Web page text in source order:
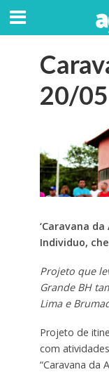
20/
‘Caravana
Individuo,
Projeto que
Grande BH
Lima e
Projeto de
com
“Caravana da